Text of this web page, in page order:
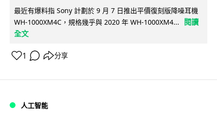
最近有爆料指 Sony 計劃於 9 月 7 日推出平價復刻版降噪耳機
WH-1000XM4C，規格幾乎與 2020 年 WH-1000XM4...
閱讀
全文
1 分享
人工智能